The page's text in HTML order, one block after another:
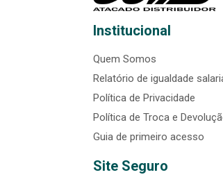
Institucional
Quem Somos
Relatório de igualdade
Política de Privacidade
Política de Troca e
Guia de primeiro acesso
Site Seguro